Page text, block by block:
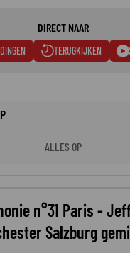
DIRECT NAAR
TERUGKIJKEN
ALLES OP
n°31 Paris -
Salzburg